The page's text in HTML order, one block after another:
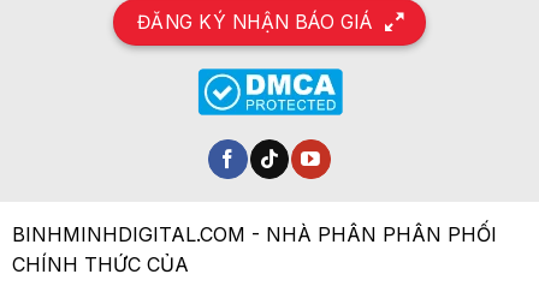
ĐĂNG KÝ NHẬN BÁO GIÁ
BINHMINHDIGITAL.COM - NHÀ PHÂN PHÂN PHỐI
CHÍNH THỨC CỦA